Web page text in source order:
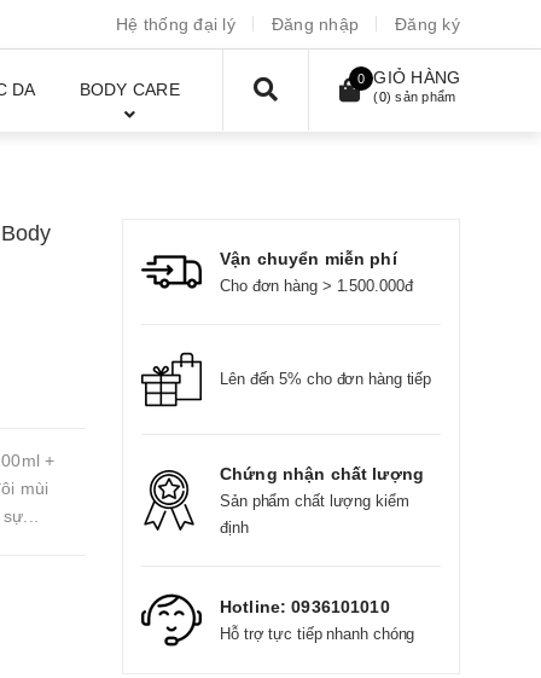
Hệ thống đại lý Đăng nhập Đăng ký
DA BODY CARE
0 GIỎ HÀNG
(0) sản phẩm
+
mùi
Vận chuyển miễn phí
Cho đơn hàng > 1.500.000đ
Lên đến 5% cho đơn hàng tiếp
Chứng nhận chất lượng
Sản phẩm chất lượng kiểm
định
Hotline:0936101010
Hỗ trợ tực tiếp nhanh chóng